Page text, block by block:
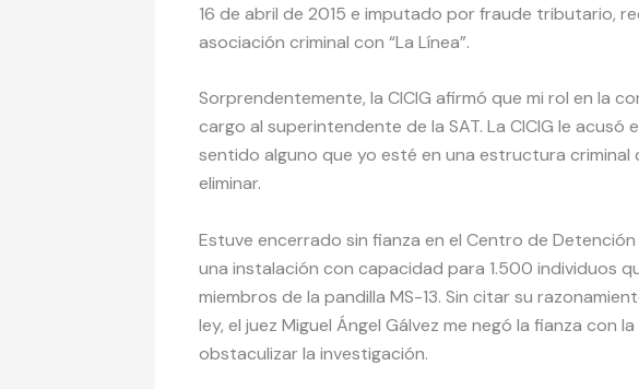
16 de abril de 2015 e imputado por fraude tributario,
asociación criminal con “La Línea”.
Sorprendentemente, la CICIG afirmó que mi rol en la
cargo al superintendente de la SAT. La CICIG le acusó
sentido alguno que yo esté en una estructura criminal
eliminar.
Estuve encerrado sin fianza en el Centro de
una instalación con capacidad para 1.500 individuos
miembros de la pandilla MS-13. Sin citar su
ley, el juez Miguel Ángel Gálvez me negó la fianza con
obstaculizar la investigación.